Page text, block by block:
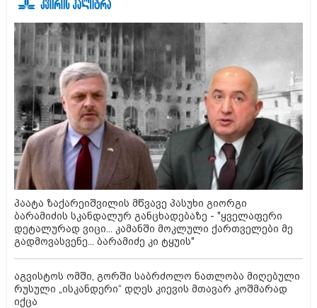
პაატა ზაქარეიშვილის მწვავე პასუხი გიორგი
ბარამიძის სკანდალურ განცხადებაზე - "ყველაფერი
დეტალურად ვიცი... კამანში მოკლული ქართველები მე
გადმოვასვენე... ბარამიძე კი ტყუის"
აგვისტოს ომში, გორში საბრძოლო ნათლობა მიღებული
რუსული „ისკანდერი“ დღეს კიევის მთავარ კოშმარად
იქცა